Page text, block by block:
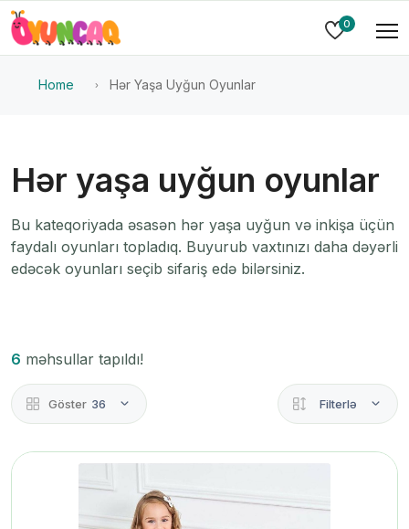
0
Home Hər Yaşa Uyğun Oyunlar
Hər yaşa uyğun oyunlar
Bu kateqoriyada əsasən hər yaşa uyğun və inkişa üçün
faydalı oyunları topladıq. Buyurub vaxtınızı daha dəyərli
edəcək oyunları seçib sifariş edə bilərsiniz.
6 məhsullar tapıldı!
Göster 36 Filterlə